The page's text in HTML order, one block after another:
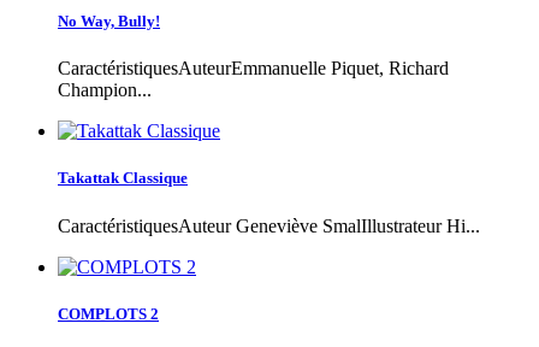
No Way, Bully!
CaractéristiquesAuteurEmmanuelle Piquet, Richard
Champion...
Takattak Classique
CaractéristiquesAuteur Geneviève SmalIllustrateur Hi...
COMPLOTS 2